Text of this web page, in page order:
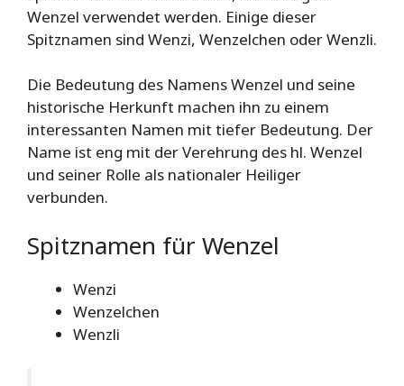
Wenzel verwendet werden. Einige dieser
Spitznamen sind Wenzi, Wenzelchen oder Wenzli.
Die Bedeutung des Namens Wenzel und seine
historische Herkunft machen ihn zu einem
interessanten Namen mit tiefer Bedeutung. Der
Name ist eng mit der Verehrung des hl. Wenzel
und seiner Rolle als nationaler Heiliger
verbunden.
Spitznamen für Wenzel
Wenzi
Wenzelchen
Wenzli